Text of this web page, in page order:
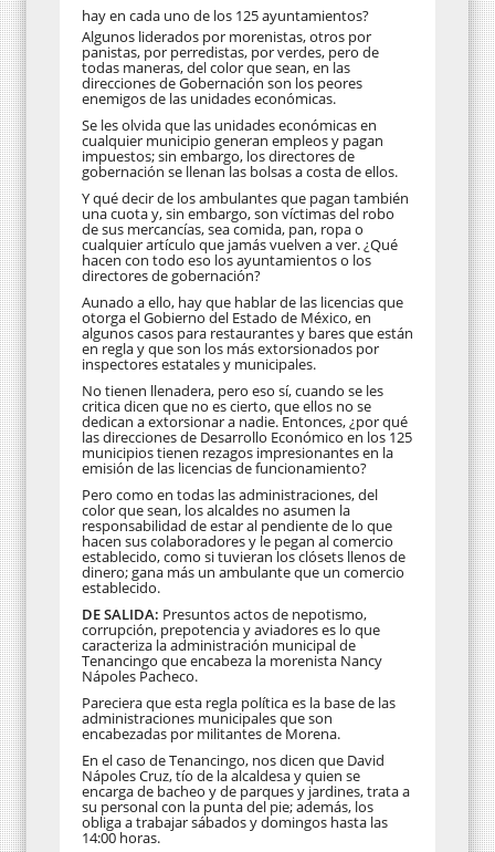
hay en cada uno de los 125 ayuntamientos?
Algunos liderados por morenistas, otros por
panistas, por perredistas, por verdes, pero de
todas maneras, del color que sean, en las
direcciones de Gobernación son los peores
enemigos de las unidades económicas.
Se les olvida que las unidades económicas en
cualquier municipio generan empleos y pagan
impuestos; sin embargo, los directores de
gobernación se llenan las bolsas a costa de ellos.
Y qué decir de los ambulantes que pagan también
una cuota y, sin embargo, son víctimas del robo
de sus mercancías, sea comida, pan, ropa o
cualquier artículo que jamás vuelven a ver. ¿Qué
hacen con todo eso los ayuntamientos o los
directores de gobernación?
Aunado a ello, hay que hablar de las licencias que
otorga el Gobierno del Estado de México, en
algunos casos para restaurantes y bares que están
en regla y que son los más extorsionados por
inspectores estatales y municipales.
No tienen llenadera, pero eso sí, cuando se les
critica dicen que no es cierto, que ellos no se
dedican a extorsionar a nadie. Entonces, ¿por qué
las direcciones de Desarrollo Económico en los 125
municipios tienen rezagos impresionantes en la
emisión de las licencias de funcionamiento?
Pero como en todas las administraciones, del
color que sean, los alcaldes no asumen la
responsabilidad de estar al pendiente de lo que
hacen sus colaboradores y le pegan al comercio
establecido, como si tuvieran los clósets llenos de
dinero; gana más un ambulante que un comercio
establecido.
DE SALIDA: Presuntos actos de nepotismo,
corrupción, prepotencia y aviadores es lo que
caracteriza la administración municipal de
Tenancingo que encabeza la morenista Nancy
Nápoles Pacheco.
Pareciera que esta regla política es la base de las
administraciones municipales que son
encabezadas por militantes de Morena.
En el caso de Tenancingo, nos dicen que David
Nápoles Cruz, tío de la alcaldesa y quien se
encarga de bacheo y de parques y jardines, trata a
su personal con la punta del pie; además, los
obliga a trabajar sábados y domingos hasta las
14:00 horas.